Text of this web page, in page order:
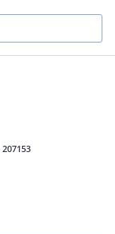
207153